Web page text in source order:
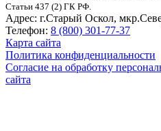
Статьи 437 (2) ГК РФ.
Адрес: г.Старый Оскол,
Телефон: 8 (800) 301-77-37
Карта сайта
Политика конфиденциальности
Согласие на обработку
сайта